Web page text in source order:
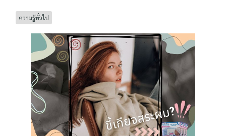
ความรู้ทั่วไป